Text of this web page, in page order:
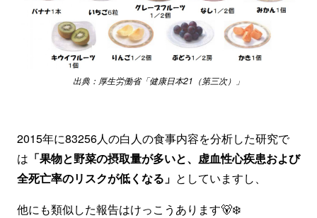
出典：厚生労働省「健康日本21（第三次）」
2015年に83256人の白人の食事内容を分析した研究で
は 「果物と野菜の摂取量が多いと、虚血性心疾患および
全死亡率のリスクが低くなる」 としていますし、
他にも類似した報告はけっこうあります🐻‍❄️